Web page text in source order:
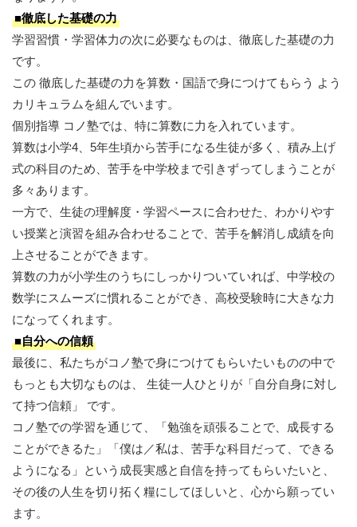
■徹底した基礎の力
学習習慣・学習体力の次に必要なものは、徹底した基礎の力
です。
この 徹底した基礎の力を算数・国語で身につけてもらう よう
カリキュラムを組んでいます。
個別指導 コノ塾では、特に算数に力を入れています。
算数は小学4、5年生頃から苦手になる生徒が多く、積み上げ
式の科目のため、苦手を中学校まで引きずってしまうことが
多々あります。
一方で、生徒の理解度・学習ペースに合わせた、わかりやす
い授業と演習を組み合わせることで、苦手を解消し成績を向
上させることができます。
算数の力が小学生のうちにしっかりついていれば、中学校の
数学にスムーズに慣れることができ、高校受験時に大きな力
になってくれます。
■自分への信頼
最後に、私たちがコノ塾で身につけてもらいたいものの中で
もっとも大切なものは、 生徒一人ひとりが「自分自身に対し
て持つ信頼」 です。
コノ塾での学習を通じて、「勉強を頑張ることで、成長する
ことができるた」「僕は／私は、苦手な科目だって、できる
ようになる」という成長実感と自信を持ってもらいたいと、
その後の人生を切り拓く糧にしてほしいと、心から願ってい
ます。